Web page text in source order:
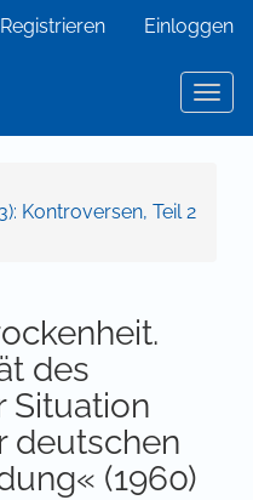
Registrieren Einloggen
Kontroversen, Teil 2
des
Situation
deutschen
(1960)